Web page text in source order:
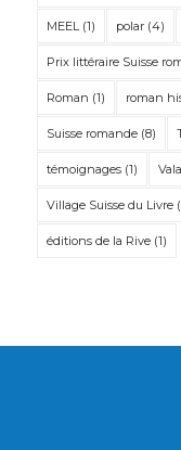
MEEL(1) polar(4)
Prix littéraire Suisse
Roman (1) roman
Suisse romande(8)
témoignages(1)
Village Suisse du Livre
éditions de la Rive(1)